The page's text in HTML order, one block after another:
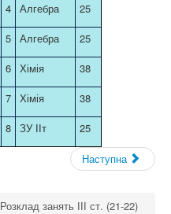
4 Алгебра
25
5 Алгебра
25
6 Хімія
38
7 Хімія
38
8 ЗУ ІІт 25
Наступна
Розклад занять ІІІ ст. (21-22)